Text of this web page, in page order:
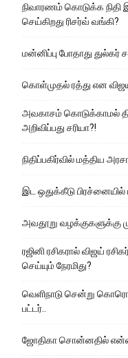
நிவாரணம் கொடுக்க நிதி
செய்கிறது ரிசர்வ் வங்கி?
மன்னிப்பு போதாது
கொள்முதல் ரத்து என
அவகாசம் கொடுக்காமல்
அறிவிப்பது சரியா?!
நிதிப்பகிர்வில் மத்திய
இட ஒதுக்கீடு பிரச்னையில்
அவதூறு வழக்குகளுக்கு
ரஜினி ரசிகரால் விஜய்
செய்யும் நேரமிது?
வெளிநாடு சென்று
பட்டர்..
ஜோதிகா சொன்னதில் என்ன